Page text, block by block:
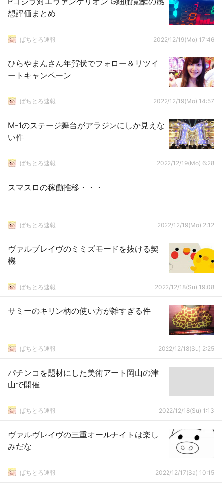
想評価まとめ
ぱちとろ速報 2022/12/19(Mo) 17:46
ひらやまんさん年賀状でフォロー＆リツイ
ートキャンペーン
ぱちとろ速報 2022/12/19(Mo) 14:57
M-1のステージ舞台がアラジンにしか見えな
い件
ぱちとろ速報 2022/12/19(Mo) 6:28
スマスロの稼働推移・・・
ぱちとろ速報 2022/12/19(Mo) 2:12
ヴァルブレイヴのミミズモードを抜ける契
機
ぱちとろ速報 2022/12/18(Su) 19:08
サミーのキリン柄の使い方が雑すぎる件
ぱちとろ速報 2022/12/18(Su) 2:25
パチンコを題材にした美術アート岡山の津
山で開催
ぱちとろ速報 2022/12/18(Su) 1:13
ヴァルヴレイヴの三重オールナイトは楽し
みだな
ぱちとろ速報 2022/12/17(Sa) 10:15